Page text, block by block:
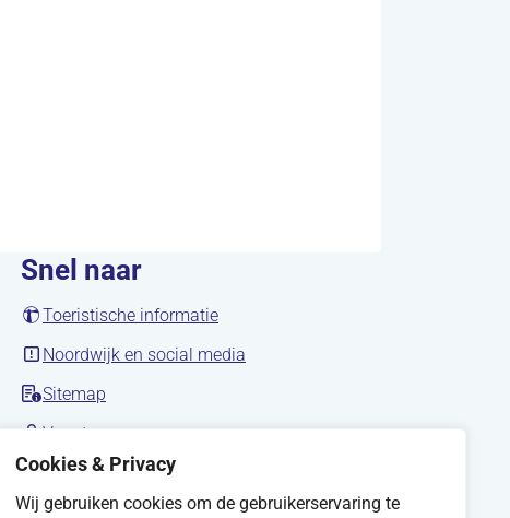
Cookies & Privacy
Wij gebruiken cookies om de gebruikerservaring te
nieuw tabblad)
Snel naar
Toeristische informatie(opent in nieuw tabblad)
Noordwijk en social media
Sitemap
Vacatures(opent in nieuw tabblad)